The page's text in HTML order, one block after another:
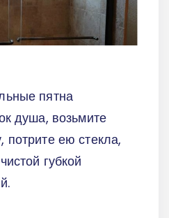
пятна
душа, возьмите
ею стекла,
губкой